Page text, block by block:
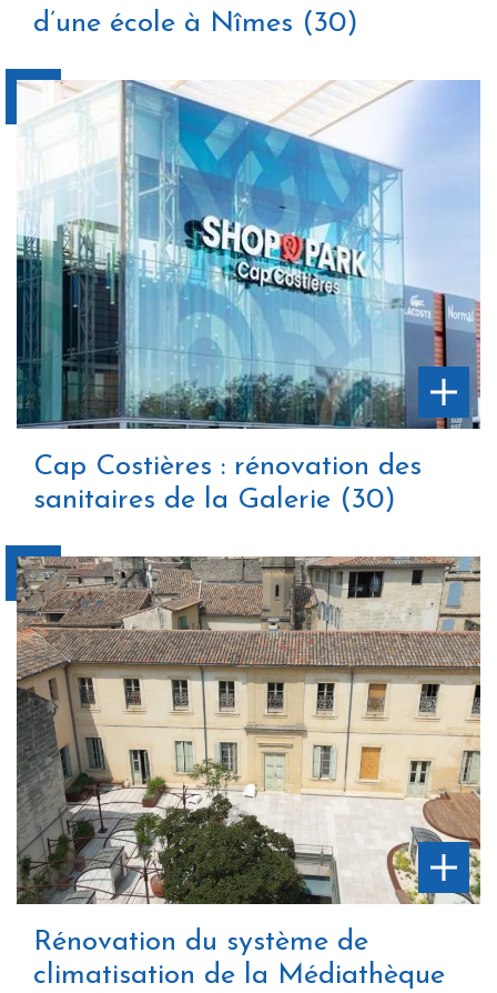
d’une école à Nîmes (30)
Cap Costières : rénovation des
sanitaires de la Galerie (30)
Rénovation du système de
climatisation de la Médiathèque